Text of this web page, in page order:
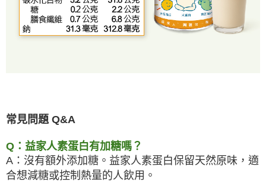
常見問題 Q&A
Q：益家人素蛋白有加糖嗎？
A：沒有額外添加糖 。 益家人素蛋白保留天然原味，適
合想減糖或控制熱量的人飲用。